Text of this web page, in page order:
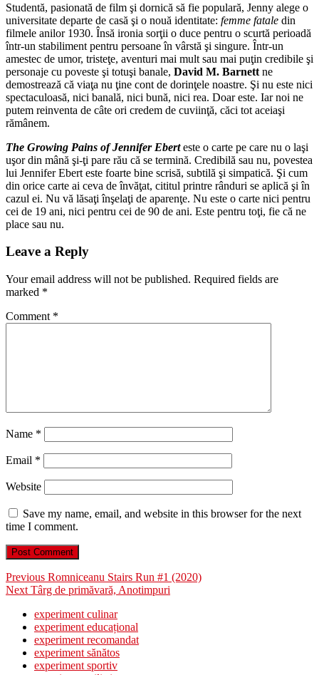
Studentă, pasionată de film şi dornică să fie populară, Jenny alege o
universitate departe de casă şi o nouă identitate: femme fatale din
filmele anilor 1930. Însă ironia sorţii o duce pentru o scurtă perioadă
într-un stabiliment pentru persoane în vârstă şi singure. Într-un
amestec de umor, tristeţe, aventuri mai mult sau mai puţin credibile şi
personaje cu poveste şi totuşi banale, David M. Barnett ne
demostrează că viaţa nu ţine cont de dorinţele noastre. Şi nu este nici
spectaculoasă, nici banală, nici bună, nici rea. Doar este. Iar noi ne
putem reinventa de câte ori credem de cuviinţă, căci tot aceiaşi
rămânem.
The Growing Pains of Jennifer Eberteste o carte pe care nu o laşi
uşor din mână şi-ţi pare rău că se termină. Credibilă sau nu, povestea
lui Jennifer Ebert este foarte bine scrisă, subtilă şi simpatică. Şi cum
din orice carte ai ceva de învăţat, cititul printre rânduri se aplică şi în
cazul ei. Nu vă lăsaţi înşelaţi de aparenţe. Nu este o carte nici pentru
cei de 19 ani, nici pentru cei de 90 de ani. Este pentru toţi, fie că ne
place sau nu.
Leave a Reply
Your email address will not be published. Required fields are
marked *
Comment *
Name *
Email *
Website
Save my name, email, and website in this browser for the next
time I comment.
Post
navigation
Previous Previous
post:
Romniceanu Stairs Run #1 (2020)
Next Next
Târg de primăvară, Anotimpuri
experiment culinar
experiment educațional
experiment recomandat
experiment sănătos
experiment sportiv